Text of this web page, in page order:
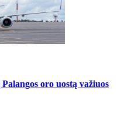
oro uostą važiuos